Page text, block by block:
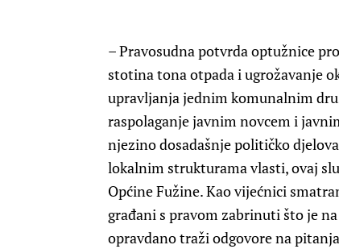
– Pravosudna potvrda optužnice
stotina tona otpada i ugrožavanje
upravljanja jednim komunalnim
raspolaganje javnim novcem i
njezino dosadašnje političko
lokalnim strukturama vlasti, ovaj
Općine Fužine. Kao vijećnici
građani s pravom zabrinuti što je
opravdano traži odgovore na